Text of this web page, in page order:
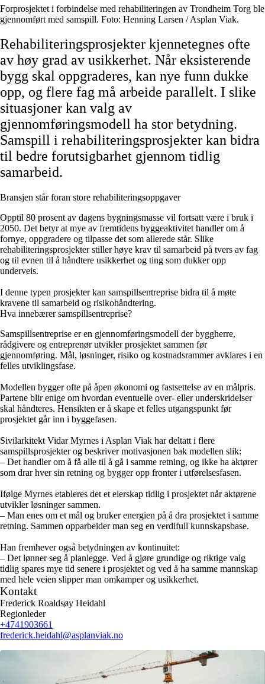
Forprosjektet i forbindelse med rehabiliteringen av Trondheim Torg ble
gjennomført med samspill. Foto: Henning Larsen / Asplan Viak.
Rehabiliteringsprosjekter kjennetegnes ofte
av høy grad av usikkerhet. Når eksisterende
bygg skal oppgraderes, kan nye funn dukke
opp, og flere fag må arbeide parallelt. I slike
situasjoner kan valg av
gjennomføringsmodell ha stor betydning.
Samspill i rehabiliteringsprosjekter kan bidra
til bedre forutsigbarhet gjennom tidlig
samarbeid.
Bransjen står foran store rehabiliteringsoppgaver
Opptil 80 prosent av dagens bygningsmasse vil fortsatt være i bruk i
2050. Det betyr at mye av fremtidens byggeaktivitet handler om å
fornye, oppgradere og tilpasse det som allerede står. Slike
rehabiliteringsprosjekter stiller høye krav til samarbeid på tvers av fag
og til evnen til å håndtere usikkerhet og ting som dukker opp
underveis.
I denne typen prosjekter kan samspillsentreprise bidra til å møte
kravene til samarbeid og risikohåndtering.
Hva innebærer samspillsentreprise?
Samspillsentreprise er en gjennomføringsmodell der byggherre,
rådgivere og entreprenør utvikler prosjektet sammen før
gjennomføring. Mål, løsninger, risiko og kostnadsrammer avklares i en
felles utviklingsfase.
Modellen bygger ofte på åpen økonomi og fastsettelse av en målpris.
Partene blir enige om hvordan eventuelle over- eller underskridelser
skal håndteres. Hensikten er å skape et felles utgangspunkt før
prosjektet går inn i byggefasen.
Sivilarkitekt Vidar Myrnes i Asplan Viak har deltatt i flere
samspillsprosjekter og beskriver motivasjonen bak modellen slik:
– Det handler om å få alle til å gå i samme retning, og ikke ha aktører
som drar hver sin retning og bygger opp fronter i utførelsesfasen.
Ifølge Myrnes etableres det et eierskap tidlig i prosjektet når aktørene
utvikler løsninger sammen.
– Man enes om et mål og bruker energien på å dra prosjektet i samme
retning. Sammen opparbeider man seg en verdifull kunnskapsbase.
Han fremhever også betydningen av kontinuitet:
– Det lønner seg å planlegge. Ved å gjøre grundige og riktige valg
tidlig spares mye tid senere i prosjektet og ved å ha samme mannskap
med hele veien slipper man omkamper og usikkerhet.
Kontakt
Frederick Roaldsøy Heidahl
Regionleder
+4741903661
frederick.heidahl@asplanviak.no